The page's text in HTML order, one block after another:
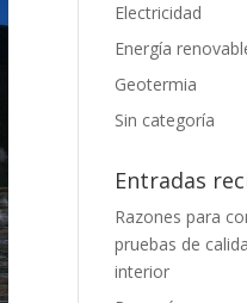
Electricidad
Energía
Geotermia
Sin categoría
Entradas
Razones para
pruebas de
interior